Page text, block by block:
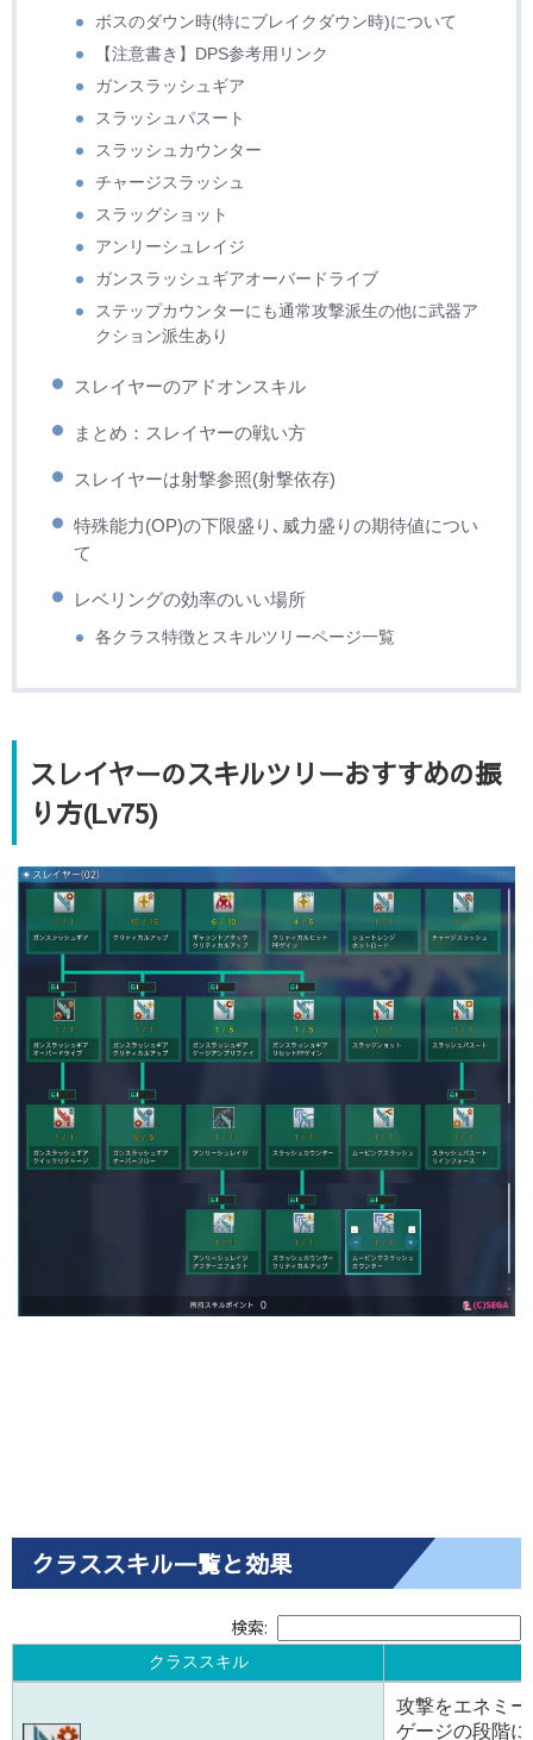
ボスのダウン時(特にブレイクダウン時)について
【注意書き】DPS参考用リンク
ガンスラッシュギア
スラッシュパスート
スラッシュカウンター
チャージスラッシュ
スラッグショット
アンリーシュレイジ
ガンスラッシュギアオーバードライブ
ステップカウンターにも通常攻撃派生の他に武器ア
クション派生あり
スレイヤーのアドオンスキル
まとめ：スレイヤーの戦い方
スレイヤーは射撃参照(射撃依存)
特殊能力(OP)の下限盛り､威力盛りの期待値につい
て
レベリングの効率のいい場所
各クラス特徴とスキルツリーページ一覧
スレイヤーのスキルツリーおすすめの振
り方(Lv75)
クラススキル一覧と効果
検索:
クラススキル
攻撃をエネミ
ゲージの段階